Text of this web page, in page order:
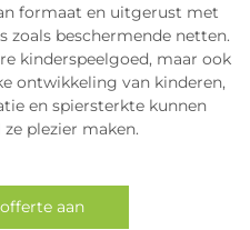
formaat en uitgerust met
zoals beschermende netten.
kinderspeelgoed, maar ook
ontwikkeling van kinderen,
en spiersterkte kunnen
plezier maken.
aan